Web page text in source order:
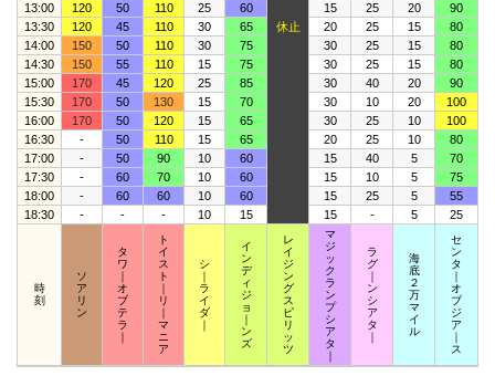
休止
13:00
120 50 110 25 60 15 25 20
90
13:30
120 45 110 30 65 20 25 15
80
14:00
150 50 110 30 75 30 25 15
80
14:30
150 55 110 15 75 30 25 15
80
15:00
170 45 120 25 85 30 40 20
90
15:30
170 50 130 15 70 30 10 20
100
16:00
170 50 120 15 65 30 25 10
100
16:30
- 50 110 15 65 20 25 10
80
17:00
- 50 90 10 60 15 40 5
70
17:30
- 60 70 10 60 15 10 5
75
18:00
- 60 60 10 60 15 25 5
55
18:30
- - - 10 15 15 - 5 25
時
刻
ソ
ア
リ
ン
タ
ワ
｜
オ
ブ
テ
ラ
｜
ト
イ
ス
ト
｜
リ
｜
マ
ニ
ア
シ
｜
ラ
イ
ダ
｜
イ
ン
デ
ィ
ジ
ョ
｜
ン
ズ
レ
イ
ジ
ン
グ
ス
ピ
リ
ッ
ツ
マ
ジ
ッ
ク
ラ
ン
プ
シ
ア
タ
｜
ラ
グ
｜
ン
シ
ア
タ
｜
海
底
２
万
マ
イ
ル
セ
ン
タ
｜
オ
ブ
ジ
ア
｜
ス